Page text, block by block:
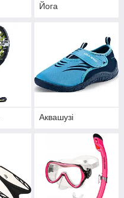
Йога
Аквашузі